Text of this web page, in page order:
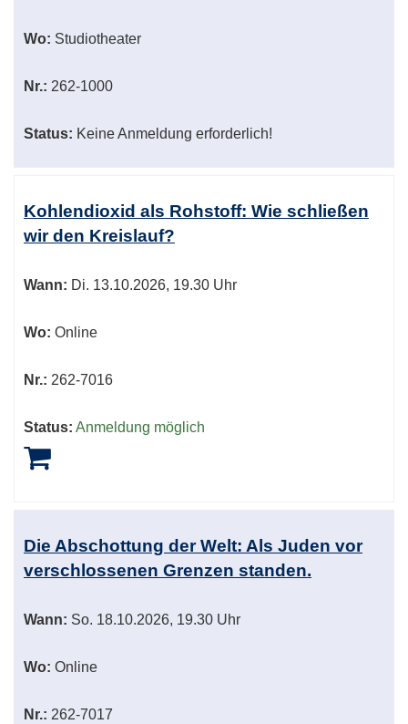
Wo: Studiotheater
Nr.: 262-1000
Status: Keine Anmeldung erforderlich!
Kohlendioxid als Rohstoff: Wie schließen
wir den Kreislauf?
Wann: Di. 13.10.2026, 19.30 Uhr
Wo: Online
Nr.: 262-7016
Status: Anmeldung möglich
Die Abschottung der Welt: Als Juden vor
verschlossenen Grenzen standen.
Wann: So. 18.10.2026, 19.30 Uhr
Wo: Online
Nr.: 262-7017